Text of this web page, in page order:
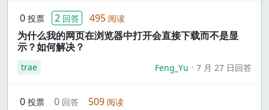
0 投票 2 回答 495 阅读
为什么我的网页在浏览器中打开会直接下载而不是显
示？如何解决？
trae Feng_Yu 7 月 27 日回答
0 投票 0 回答 509 阅读